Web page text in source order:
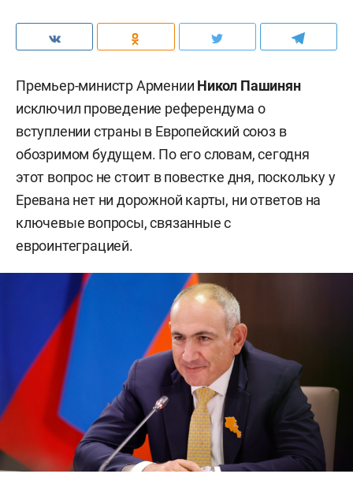
Премьер-министр Армении Никол Пашинян
исключил проведение референдума о
вступлении страны в Европейский союз в
обозримом будущем. По его словам, сегодня
этот вопрос не стоит в повестке дня, поскольку у
Еревана нет ни дорожной карты, ни ответов на
ключевые вопросы, связанные с
евроинтеграцией.